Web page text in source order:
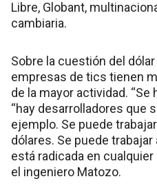
Libre, Globant,
cambiaria.
Sobre la cuestión del
empresas de tics tienen
de la mayor actividad. “Se
“hay desarrolladores que
ejemplo. Se puede
dólares. Se puede
está radicada en
el ingeniero Matozo.